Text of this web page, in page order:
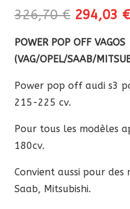
326,70€ Le
initial
était :
326,70
294,03 €
POWER POP OFF VAGOS
(VAG/OPEL/SAAB/
Power pop off audi s3
215-225 cv.
Pour tous les modèles
180cv.
Convient aussi pour des
Saab, Mitsubishi.